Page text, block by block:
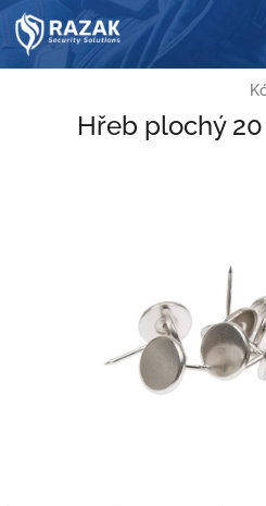
Přejít
na
obsah
Hřeb plochý